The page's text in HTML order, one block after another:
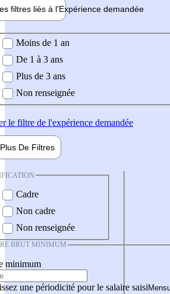
filtres liés à l'Expérience demandée
demandée
Moins de 1 an
De 1 à 3 ans
Plus de 3 ans
Non renseignée
le filtre de l'expérience demandée
Plus De Filtres
Cadre
Non cadre
Non renseignée
BRUT MINIMUM
minimum
une périodicité pour le salaire saisi